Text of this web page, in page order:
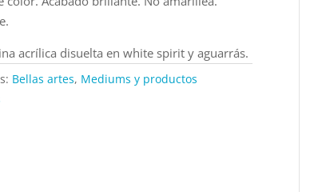
acrílica disuelta en white spirit y aguarrás.
Bellas artes, Mediums y productos